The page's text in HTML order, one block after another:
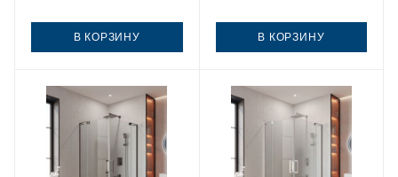
В КОРЗИНУ В КОРЗИНУ